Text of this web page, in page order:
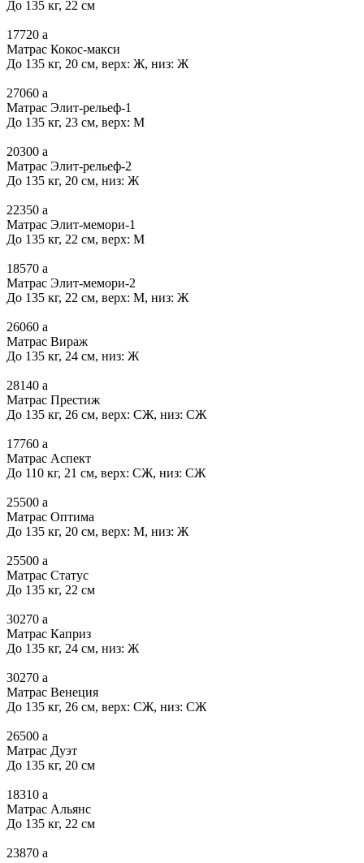
До 135 кг, 22 см
17720 a
Матрас Кокос-макси
До 135 кг, 20 см, верх: Ж, низ: Ж
27060 a
Матрас Элит-рельеф-1
До 135 кг, 23 см, верх: М
20300 a
Матрас Элит-рельеф-2
До 135 кг, 20 см, низ: Ж
22350 a
Матрас Элит-мемори-1
До 135 кг, 22 см, верх: М
18570 a
Матрас Элит-мемори-2
До 135 кг, 22 см, верх: М, низ: Ж
26060 a
Матрас Вираж
До 135 кг, 24 см, низ: Ж
28140 a
Матрас Престиж
До 135 кг, 26 см, верх: СЖ, низ: СЖ
17760 a
Матрас Аспект
До 110 кг, 21 см, верх: СЖ, низ: СЖ
25500 a
Матрас Оптима
До 135 кг, 20 см, верх: М, низ: Ж
25500 a
Матрас Статус
До 135 кг, 22 см
30270 a
Матрас Каприз
До 135 кг, 24 см, низ: Ж
30270 a
Матрас Венеция
До 135 кг, 26 см, верх: СЖ, низ: СЖ
26500 a
Матрас Дуэт
До 135 кг, 20 см
18310 a
Матрас Альянс
До 135 кг, 22 см
23870 a